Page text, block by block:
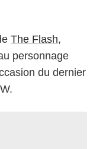
The Flash,
personnage
du dernier